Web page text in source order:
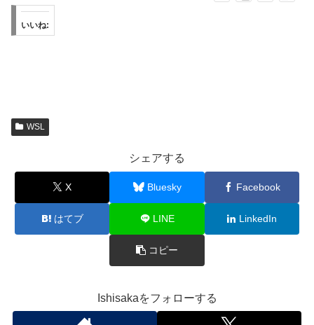
いいね:
WSL
シェアする
X Bluesky Facebook
はてブ LINE LinkedIn
コピー
Ishisakaをフォローする